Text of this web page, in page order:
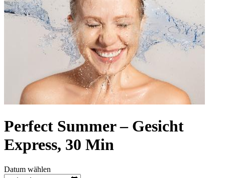
Perfect Summer – Gesicht
Express, 30 Min
Datum wählen